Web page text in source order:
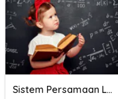
Sistem Persamaan Linear Dua Variabel